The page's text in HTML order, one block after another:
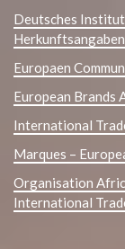
Deutsches
Europaen
European Brands
International
Marques –
Organisation
International